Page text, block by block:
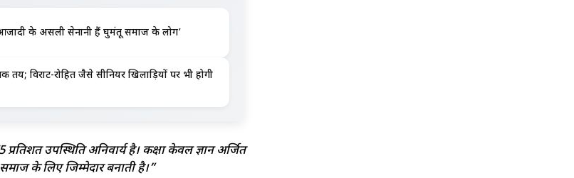
के असली सेनानी हैं घुमंतू समाज के लोग’
विराट-रोहित जैसे सीनियर खिलाड़ियों पर भी होगी
उपस्थिति अनिवार्य है। कक्षा केवल ज्ञान अर्जित
के लिए जिम्मेदार बनाती है।”